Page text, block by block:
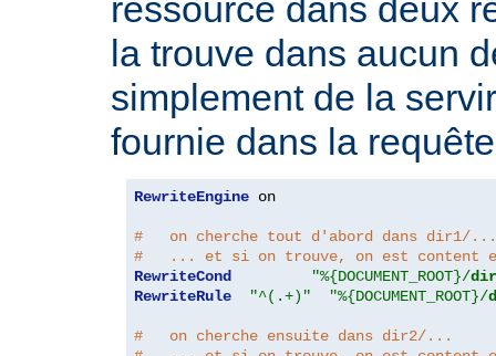
ressource dans deux
la trouve dans aucun
simplement de la
fournie dans la
RewriteEngine on
#   on cherche tout d'abord dans dir1/...
#   ... et si on trouve, on est content
RewriteCond
"%{DOCUMENT_ROOT}/
RewriteRule
"^(.+)" "%{DOCUMENT_ROOT}/
#   on cherche ensuite dans dir2/...